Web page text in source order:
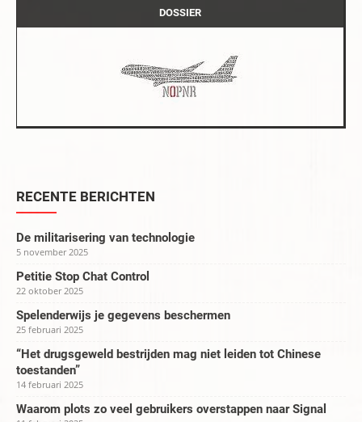
DOSSIER
RECENTE BERICHTEN
De militarisering van technologie
5 november 2025
Petitie Stop Chat Control
22 oktober 2025
Spelenderwijs je gegevens beschermen
25 februari 2025
“Het drugsgeweld bestrijden mag niet leiden tot Chinese
toestanden”
14 februari 2025
Waarom plots zo veel gebruikers overstappen naar Signal